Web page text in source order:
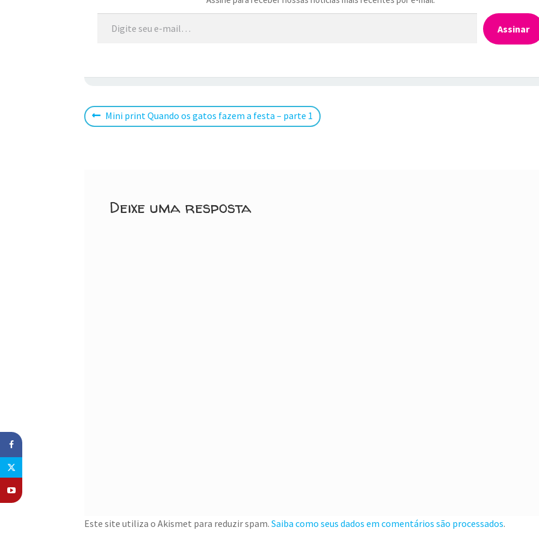
Digite seu e-mail…
Assinar
Navegação
Post
Mini print Quando os gatos fazem a festa – parte 1
Deixe uma resposta
Este site utiliza o Akismet para reduzir spam.Saiba como seus dados em comentários são processados.